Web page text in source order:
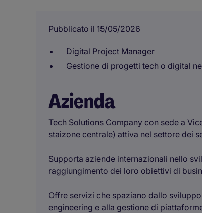
Pubblicato il 15/05/2026
Digital Project Manager
Gestione di progetti tech o digital
Azienda
Tech Solutions Company con sede a
staizone centrale) attiva nel settore dei
Supporta aziende internazionali nello
raggiungimento dei loro obiettivi di
Offre servizi che spaziano dallo
engineering e alla gestione di